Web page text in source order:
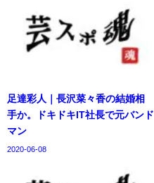
足達彩人｜長沢菜々香の結婚相
手か。ドキドキIT社長で元バンド
マン
2020-06-08